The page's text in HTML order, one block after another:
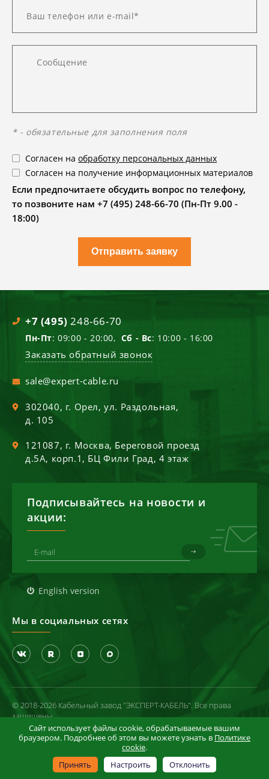
* - обязательные для заполнения поля
Согласен на обработку персональных данных
Согласен на получение информационных материалов
Если предпочитаете обсудить вопрос по телефону,
то позвоните нам +7 (495) 248-66-70 (Пн-Пт 9.00 -
18:00)
Отправить заявку
+7 (495) 248-66-70
Пн-Пт: 09:00 - 20:00, Сб - Вс: 10:00 - 16:00
Заказать обратный звонок
sale@expert-cable.ru
302040, г. Орел,ул. Раздольная,
д. 105
121087, г. Москва, Береговой проезд
д.5А, корп.1, БЦ Фили Град, 4 этаж
Подписывайтесь на новости и
акции:
English version
Мы в социальных сетях
© 2018-2026 Кабельный завод "ЭКСПЕРТ-КАБЕЛЬ". Все права
защищены
Политика конфиденциальности
Условия использования сайта
Информация в отношении cookie-файлов
Сайт использует файлы cookie, обрабатываемые вашим
браузером. Подробнее об этом вы можете узнать в Политике
cookie.
Принять
Настроить Отклонить